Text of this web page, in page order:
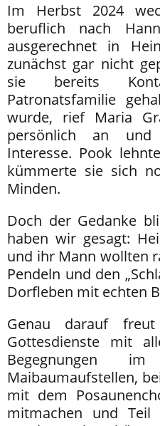
Im Herbst 2024
beruflich nach
ausgerechnet in
zunächst gar nicht
sie bereits
Patronatsfamilie
wurde, rief Maria
persönlich an
Interesse. Pook
kümmerte sie sich
Minden.
Doch der Gedanke
haben wir gesagt:
und ihr Mann wollten
Pendeln und den
Dorfleben mit echten
Genau darauf
Gottesdienste mit
Begegnungen
Maibaumaufstellen,
mit dem
mitmachen und Teil